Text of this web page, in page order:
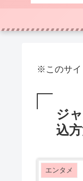
※このサイ
ジ
込
エンタメ